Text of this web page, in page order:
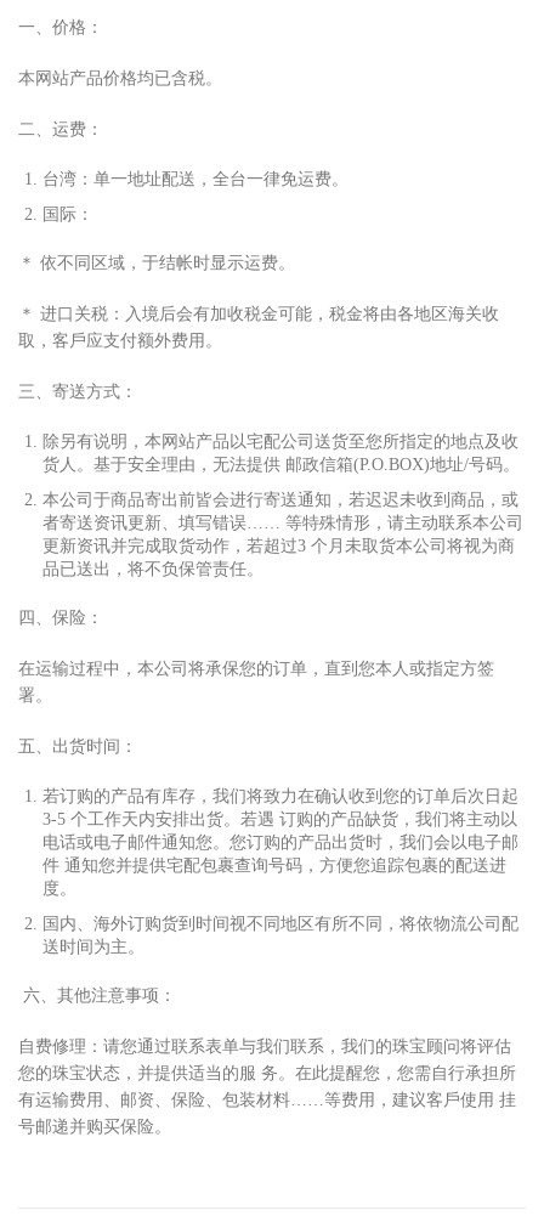
一、价格：
本网站产品价格均已含税。
二、运费：
台湾：单⼀地址配送，全台⼀律免运费。
国际：
＊ 依不同区域，于结帐时显 ⽰运费。
＊ 进⼝ 关税： ⼊ 境后会有加收税⾦可能，税⾦将由各地区海关收
取，客 ⼾应⽀付额外费⽤ 。
三、寄送⽅式：
除另有说明，本网站产品以宅配公司送货⾄您所指定的地点及收
货 ⼈ 。基于安全理由，无法提供 邮政信箱(P.O.BOX)地址/号码。
本公司于商品寄出前皆会进⾏寄送通知，若迟迟未收到商品，或
者寄送资讯更新、填写错误…… 等特殊情形，请主动联系本公司
更新资讯并完成取货动作，若超过3 个 ⽉ 未取货本公司将视为商
品已送出，将不负保管责任。
四、保险：
在运输过程中，本公司将承保您的订单，直到您本 ⼈ 或指定⽅签
署。
五、出货时间：
若订购的产品有库存，我们将致⼒在确认收到您的订单后次 ⽇ 起
3-5 个⼯作天内安排出货。若遇 订购的产品缺货，我们将主动以
电话或电⼦邮件通知您。您订购的产品出货时，我们会以电⼦邮
件 通知您并提供宅配包裹查询号码， ⽅便您追踪包裹的配送进
度。
国内、海外订购货到时间视不同地区有所不同，将依物流公司配
送时间为主。
六、其他注意事项：
⾃ 费修理：请您通过联系表单与我们联系，我们的珠宝顾问将评估
您的珠宝状态，并提供适当的服 务。在此提醒您，您需⾃⾏承担所
有运输费⽤ 、邮资、保险、包装材料……等费⽤ ，建议客 ⼾使 ⽤ 挂
号邮递并购买保险。